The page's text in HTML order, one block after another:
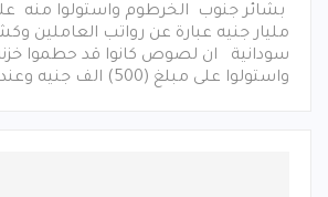
بشائر جنوب الخرطوم واستولوا منه
مليار جنيه عبارة عن رواتب العاملين
سودانية ان لصوص كانوا قد حطموا
واستولوا على مبلغ (500) الف جنيه وعند…